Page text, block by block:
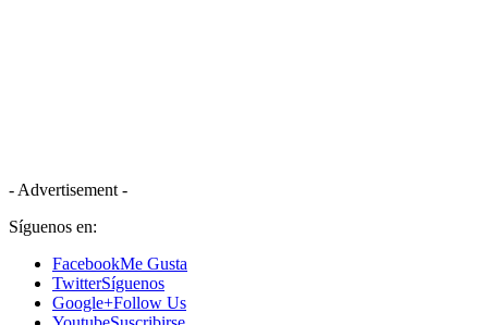
- Advertisement -
Síguenos en:
FacebookMe Gusta
TwitterSíguenos
Google+Follow Us